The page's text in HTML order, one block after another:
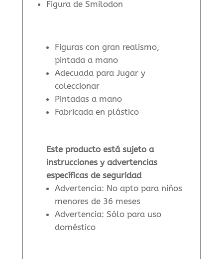
Figura de Smilodon
Figuras con gran realismo,
pintada a mano
Adecuada para Jugar y
coleccionar
Pintadas a mano
Fabricada en plástico
Este producto está sujeto a
instrucciones y advertencias
específicas de seguridad
Advertencia: No apto para niños
menores de 36 meses
Advertencia: Sólo para uso
doméstico